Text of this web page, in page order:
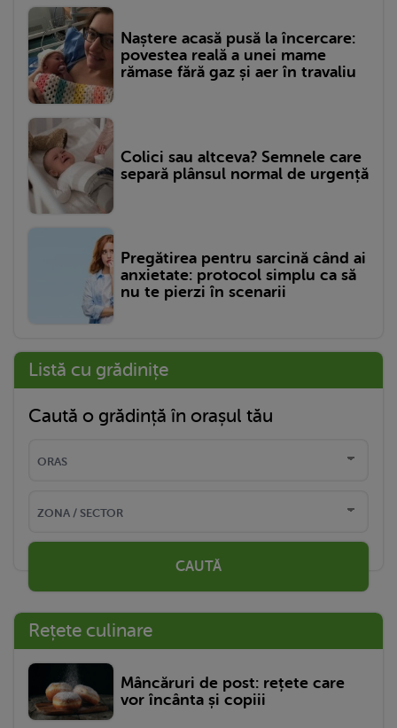
Naștere acasă pusă la încercare:
povestea reală a unei mame
rămase fără gaz și aer în travaliu
Colici sau altceva? Semnele care
separă plânsul normal de urgență
Pregătirea pentru sarcină când ai
anxietate: protocol simplu ca să
nu te pierzi în scenarii
Listă cu grădinițe
Caută o grădință în orașul tău
CAUTĂ
Rețete culinare
Mâncăruri de post: rețete care
vor încânta și copiii